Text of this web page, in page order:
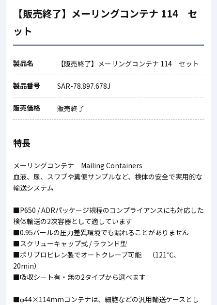
【販売終了】メーリングコンテナ 114 セ
ット
製品名 【販売終了】メーリングコンテナ 114 セット
製品番号 SAR-78.897.678J
販売価格 販売終了
特長
メーリングコンテナ Mailing Containers
血液、尿、スワブや糞便サンプルなど、検体の安全で実用的な
輸送システム
■P650 / ADRパッケージ規程のコンプライアンスにも対応した
検体輸送の2次容器として適しています
■0.95バールの圧力差異環境でも漏れることがありません
■スクリューキャップ式 / ラウンド型
■ポリプロピレン製でオートクレーブ可能 （121℃、
20min）
■吸収シート有・無の2タイプから選べます
■φ44×114mmコンテナは、細胞などの汎用輸送ケースとし